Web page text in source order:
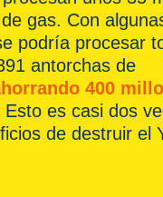
gas. Con
podría procesar
antorchas de
400
Esto es casi dos
de destruir el